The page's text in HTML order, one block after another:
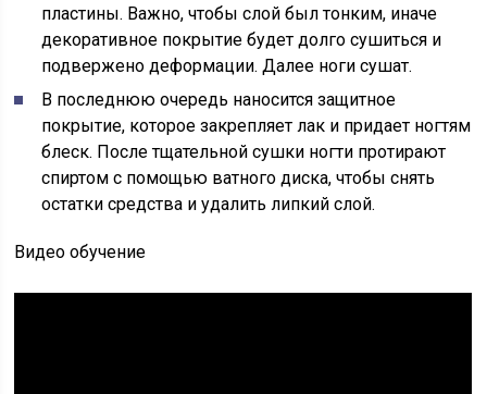
пластины. Важно, чтобы слой был тонким, иначе
декоративное покрытие будет долго сушиться и
подвержено деформации. Далее ноги сушат.
В последнюю очередь наносится защитное
покрытие, которое закрепляет лак и придает ногтям
блеск. После тщательной сушки ногти протирают
спиртом с помощью ватного диска, чтобы снять
остатки средства и удалить липкий слой.
Видео обучение